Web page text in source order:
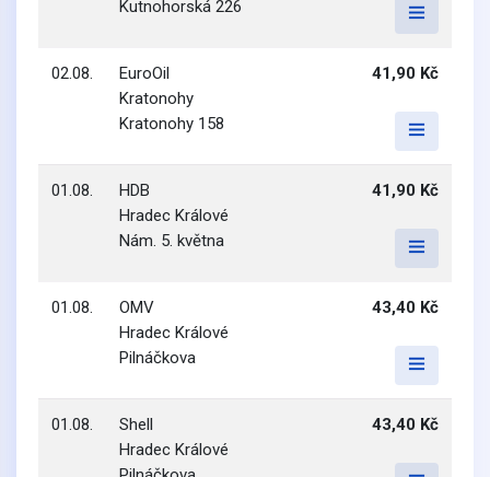
Kutnohorská 226
02.08.
EuroOil
Kratonohy
Kratonohy 158
41,90 Kč
01.08.
HDB
Hradec Králové
Nám. 5. května
41,90 Kč
01.08.
OMV
Hradec Králové
Pilnáčkova
43,40 Kč
01.08.
Shell
Hradec Králové
43,40 Kč